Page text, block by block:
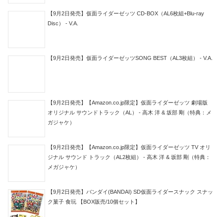
【9月2日発売】仮面ライダーゼッツ CD-BOX（AL6枚組+Blu-ray
Disc） - V.A.
【9月2日発売】仮面ライダーゼッツSONG BEST（AL3枚組） - V.A.
【9月2日発売】【Amazon.co.jp限定】仮面ライダーゼッツ 劇場版
オリジナル サウンドトラック（AL） - 高木 洋 & 坂部 剛（特典：メ
ガジャケ）
【9月2日発売】【Amazon.co.jp限定】仮面ライダーゼッツ TV オリ
ジナル サウンド トラック（AL2枚組） - 高木 洋 & 坂部 剛（特典：
メガジャケ）
【9月2日発売】バンダイ(BANDAI) SD仮面ライダースナック スナッ
ク菓子 食玩 【BOX販売/10個セット】